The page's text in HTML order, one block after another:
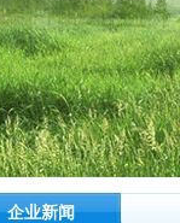
企业新闻